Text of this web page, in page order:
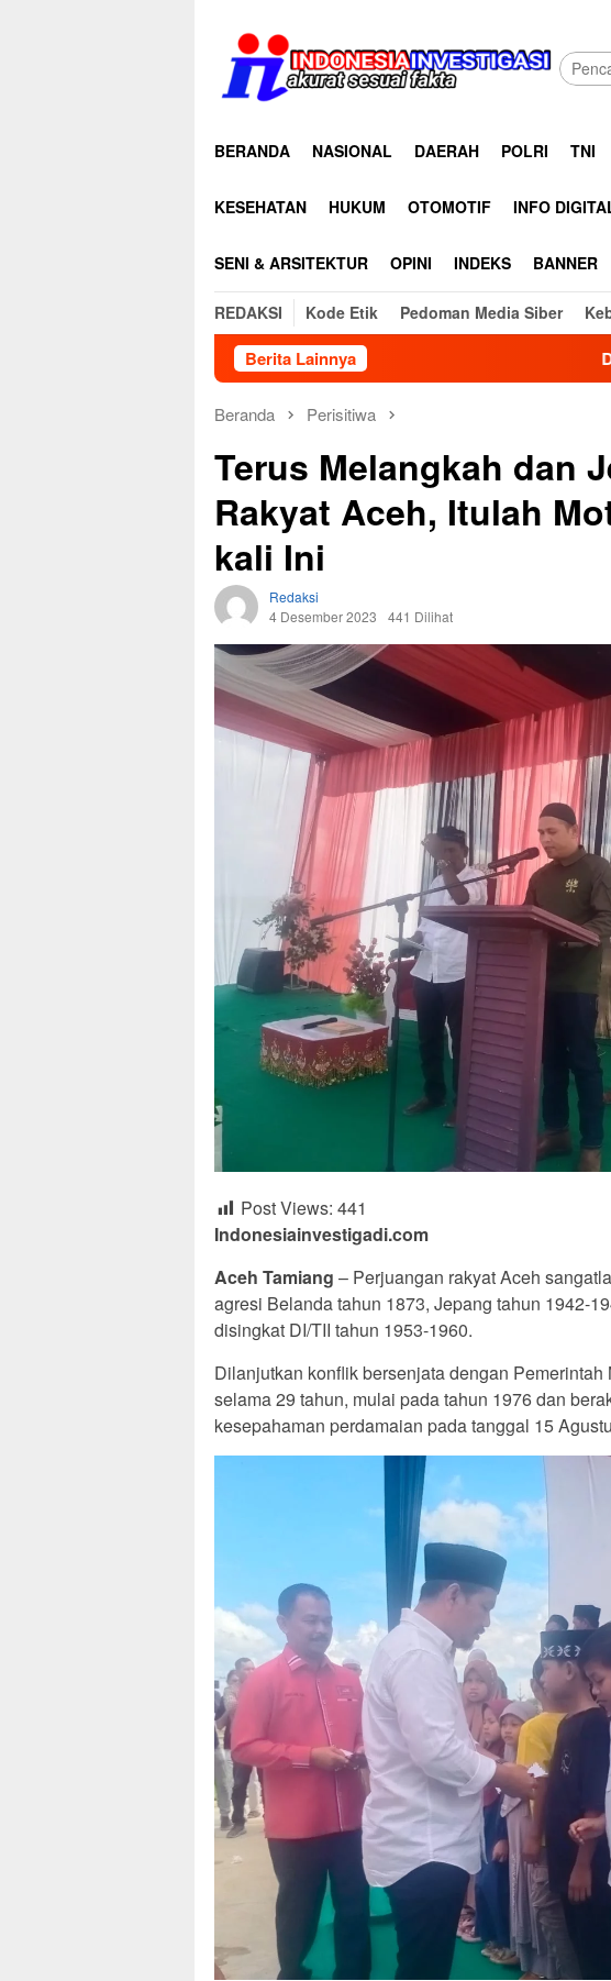
konten
BERANDA NASIONAL DAERAH POLRI TNI
KESEHATAN HUKUM OTOMOTIF INFO
SENI & ARSITEKTUR OPINI INDEKS BANNER
REDAKSI Kode Etik Pedoman Media Siber
Berita Lainnya Di Balik Kesederhanaan
Beranda Perisitiwa
Terus Melangkah dan
Rakyat Aceh, Itulah
kali Ini
Redaksi
4 Desember 2023
441 Dilihat
Post Views: 441
Indonesiainvestigadi.com
Aceh Tamiang – Perjuangan rakyat Aceh
agresi Belanda tahun 1873, Jepang tahun 1942-
disingkat DI/TII tahun 1953-1960.
Dilanjutkan konflik bersenjata dengan
selama 29 tahun, mulai pada tahun 1976 dan
kesepahaman perdamaian pada tanggal 15